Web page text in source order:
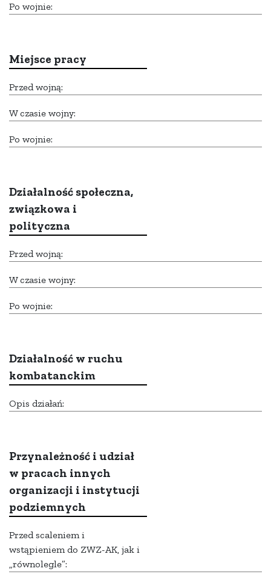
Po wojnie:
Miejsce pracy
Przed wojną:
W czasie wojny:
Po wojnie:
Działalność społeczna,
związkowa i
polityczna
Przed wojną:
W czasie wojny:
Po wojnie:
Działalność w ruchu
kombatanckim
Opis działań:
Przynależność i udział
w pracach innych
organizacji i instytucji
podziemnych
Przed scaleniem i
wstąpieniem do ZWZ-AK, jak i
„równolegle”: